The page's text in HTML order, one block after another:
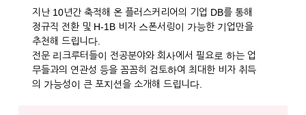
지난 10년간 축적해 온 플러스커리어의 기업 DB를 통해
정규직 전환 및 H-1B 비자 스폰서링이 가능한 기업만을
추천해 드립니다.
전문 리크루터들이 전공분야와 회사에서 필요로 하는 업
무들과의 연관성 등을 꼼꼼히 검토하여 최대한 비자 취득
의 가능성이 큰 포지션을 소개해 드립니다.